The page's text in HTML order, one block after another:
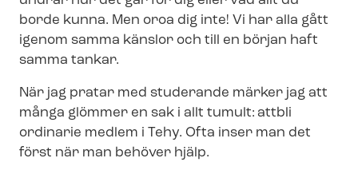
borde kunna. Men oroa dig inte! Vi har alla gått
igenom samma känslor och till en början haft
samma tankar.
När jag pratar med studerande märker jag att
många glömmer en sak i allt tumult: attbli
ordinarie medlem i Tehy. Ofta inser man det
först när man behöver hjälp.